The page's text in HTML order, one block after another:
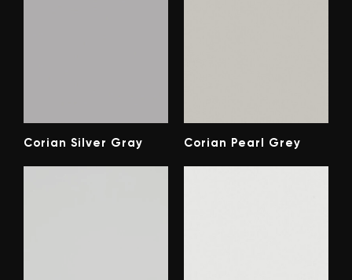
Corian Silver Gray Corian Pearl Grey